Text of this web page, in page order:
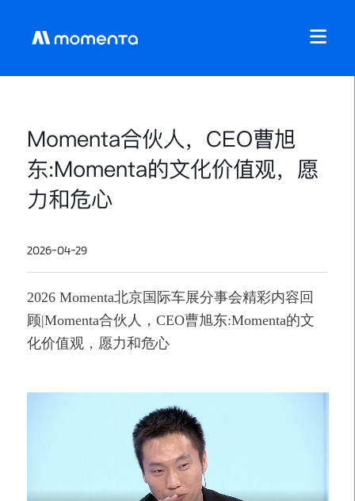
Momenta合伙人，CEO曹旭
东:Momenta的文化价值观，愿
力和危心
2026-04-29
2026 Momenta北京国际车展分事会精彩内容回
顾|Momenta合伙人，CEO曹旭东:Momenta的文
化价值观，愿力和危心